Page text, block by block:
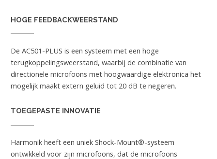
HOGE FEEDBACKWEERSTAND
De AC501-PLUS is een systeem met een hoge
terugkoppelingsweerstand, waarbij de combinatie van
directionele microfoons met hoogwaardige elektronica het
mogelijk maakt extern geluid tot 20 dB te negeren.
TOEGEPASTE INNOVATIE
Harmonik heeft een uniek Shock-Mount®-systeem
ontwikkeld voor zijn microfoons, dat de microfoons